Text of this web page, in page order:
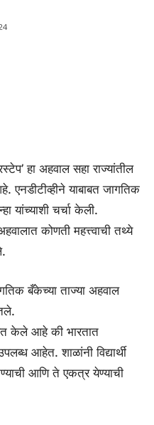
हा अहवाल सहा राज्यांतील
एनडीटीव्हीने याबाबत जागतिक
यांच्याशी चर्चा केली.
कोणती महत्त्वाची तथ्ये
बँकेच्या ताज्या अहवाल
केले आहे की भारतात
आहेत. शाळांनी विद्यार्थी
आणि ते एकत्र येण्याची